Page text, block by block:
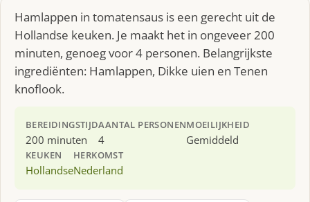
Hamlappen in tomatensaus is een gerecht uit de
Hollandse keuken. Je maakt het in ongeveer 200
minuten, genoeg voor 4 personen. Belangrijkste
ingrediënten: Hamlappen, Dikke uien en Tenen
knoflook.
BEREIDINGSTIJD
200 minuten
AANTAL PERSONEN
4
MOEILIJKHEID
Gemiddeld
KEUKEN
Hollandse
HERKOMST
Nederland